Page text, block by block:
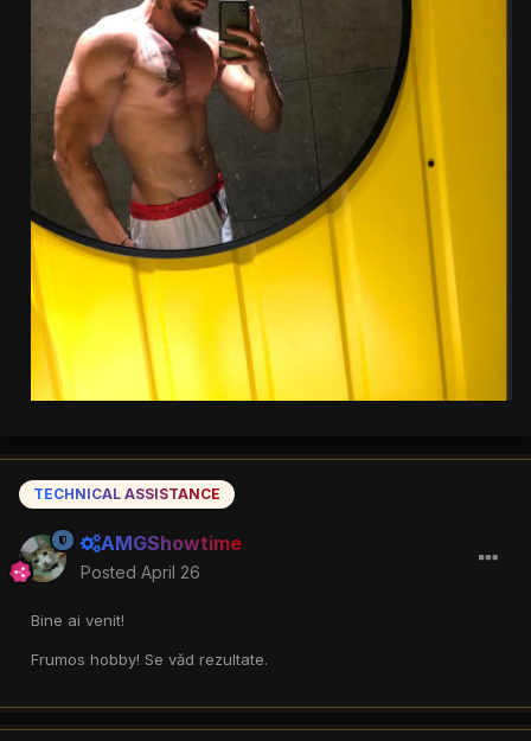
TECHNICAL ASSISTANCE
AMGShowtime
Posted April 26
Bine ai venit!
Frumos hobby! Se văd rezultate.